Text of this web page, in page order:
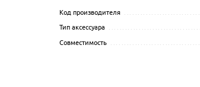
Код производителя
Тип аксессуара
Совместимость